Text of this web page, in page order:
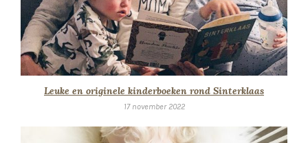
Leuke en originele kinderboeken rond Sinterklaas
17 november 2022